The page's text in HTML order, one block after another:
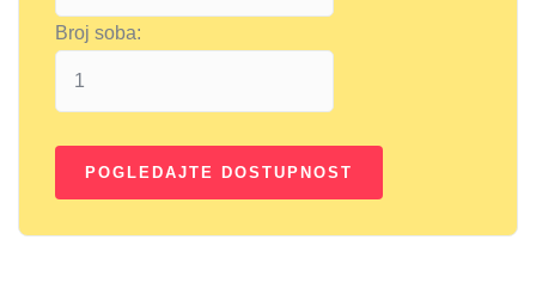
Broj soba: